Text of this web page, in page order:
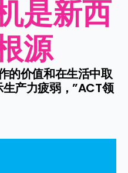
是新西
源
的价值和在生活中取
产力疲弱，”ACT领